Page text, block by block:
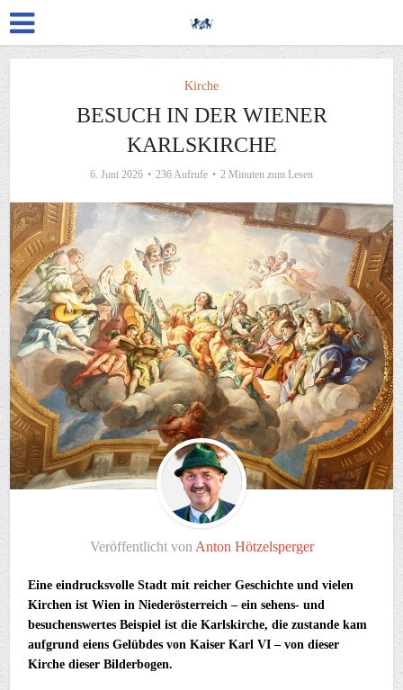
Kirche
BESUCH IN DER WIENER
KARLSKIRCHE
6. Juni 2026 236 Aufrufe 2 Minuten zum Lesen
Veröffentlicht von Anton Hötzelsperger
Eine eindrucksvolle Stadt mit reicher Geschichte und vielen
Kirchen ist Wien in Niederösterreich – ein sehens- und
besuchenswertes Beispiel ist die Karlskirche, die zustande kam
aufgrund eiens Gelübdes von Kaiser Karl VI – von dieser
Kirche dieser Bilderbogen.